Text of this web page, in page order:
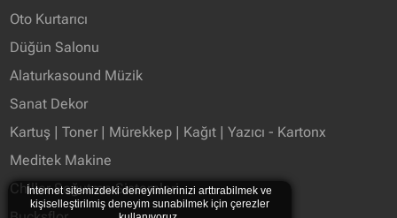
Oto Kurtarıcı
Düğün Salonu
Alaturkasound Müzik
Sanat Dekor
Kartuş | Toner | Mürekkep | Kağıt | Yazıcı - Kartonx
Meditek Makine
Chiller Soğutma Sistemleri
İnternet sitemizdeki deneyimlerinizi arttırabilmek ve
kişiselleştirilmiş deneyim sunabilmek için çerezler